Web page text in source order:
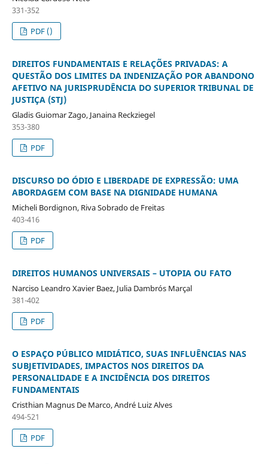
331-352
PDF ()
DIREITOS FUNDAMENTAIS E RELAÇÕES PRIVADAS: A
QUESTÃO DOS LIMITES DA INDENIZAÇÃO POR ABANDONO
AFETIVO NA JURISPRUDÊNCIA DO SUPERIOR TRIBUNAL DE
JUSTIÇA (STJ)
Gladis Guiomar Zago, Janaina Reckziegel
353-380
PDF
DISCURSO DO ÓDIO E LIBERDADE DE EXPRESSÃO: UMA
ABORDAGEM COM BASE NA DIGNIDADE HUMANA
Micheli Bordignon, Riva Sobrado de Freitas
403-416
PDF
DIREITOS HUMANOS UNIVERSAIS – UTOPIA OU FATO
Narciso Leandro Xavier Baez, Julia Dambrós Marçal
381-402
PDF
O ESPAÇO PÚBLICO MIDIÁTICO, SUAS INFLUÊNCIAS NAS
SUBJETIVIDADES, IMPACTOS NOS DIREITOS DA
PERSONALIDADE E A INCIDÊNCIA DOS DIREITOS
FUNDAMENTAIS
Cristhian Magnus De Marco, André Luiz Alves
494-521
PDF